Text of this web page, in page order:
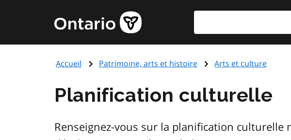
principal
Page
d'accueil
de
Accueil Patrimoine, arts et histoire Arts et culture
Planification culturelle
Renseignez-vous sur la planification